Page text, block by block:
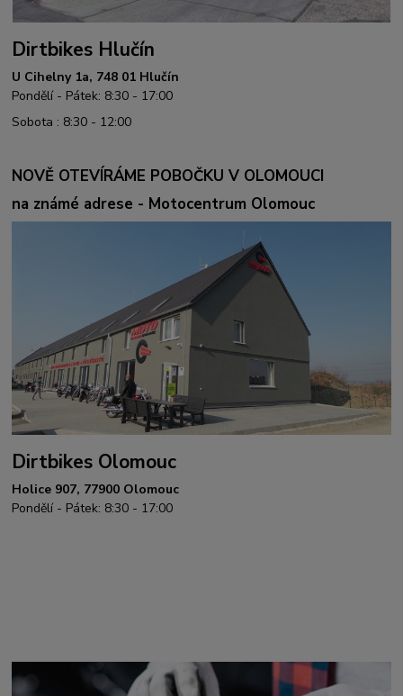
Dirtbikes Hlučín
U Cihelny 1a, 748 01 Hlučín
Pondělí - Pátek: 8:30 - 17:00
Sobota : 8:30 - 12:00
NOVĚ OTEVÍRÁME POBOČKU V OLOMOUCI
na známé adrese - Motocentrum Olomouc
Dirtbikes Olomouc
Holice 907, 77900 Olomouc
Pondělí - Pátek: 8:30 - 17:00